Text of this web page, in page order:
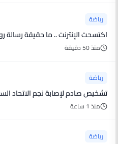
رياضة
اكتسحت الإنترنت .. ما حقيقة رسالة رونالدو إلى ميسي بعد وفاة والده؟
منذ 50 دقيقة
رياضة
تشخيص صادم لإصابة نجم الاتحاد
منذ 1 ساعة
رياضة